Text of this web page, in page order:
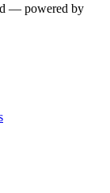
— powered by